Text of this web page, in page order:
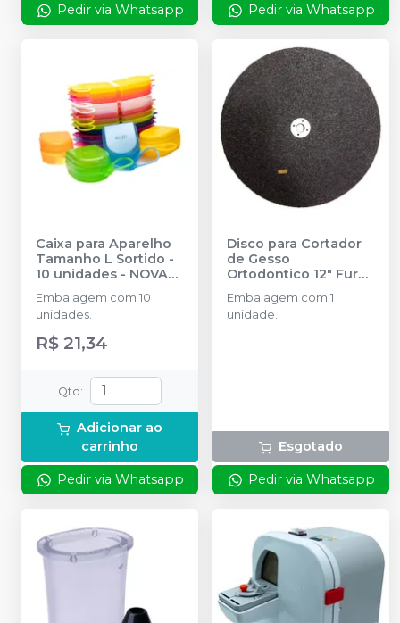
Pedir via Whatsapp Pedir via Whatsapp
Caixa para Aparelho
Tamanho L Sortido -
10 unidades - NOVA
OGP
Embalagem com 10
unidades.
R$ 21,34
Qtd:
Adicionar ao
carrinho
Pedir via Whatsapp
Disco para Cortador
de Gesso
Ortodontico 12" Furo
5/8
NOVA OGP
Embalagem com 1
unidade.
Esgotado
Pedir via Whatsapp